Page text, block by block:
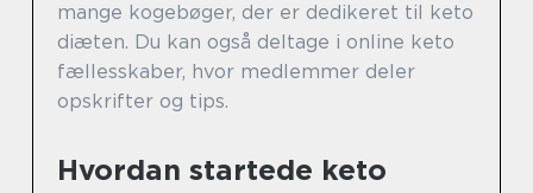
mange kogebøger, der er dedikeret til keto
diæten. Du kan også deltage i online keto
fællesskaber, hvor medlemmer deler
opskrifter og tips.
Hvordan startede keto